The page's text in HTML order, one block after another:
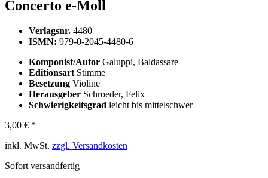
Concerto e-Moll
Verlagsnr. 4480
ISMN: 979-0-2045-4480-6
Komponist/Autor Galuppi, Baldassare
Editionsart Stimme
Besetzung Violine
Herausgeber Schroeder, Felix
Schwierigkeitsgrad leicht bis mittelschwer
3,00 € *
inkl. MwSt. zzgl. Versandkosten
Sofort versandfertig